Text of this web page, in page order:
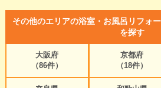
その他のエリアの浴室・お風呂リフォ
を探す
大阪府
（86件）
京都府
（18件）